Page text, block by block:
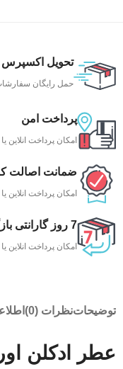
تحویل اکسپرس
حمل رایگان سفارشات بالای 1
پرداخت امن
امکان پرداخت
ضمانت اصالت
امکان پرداخت
7 روز گارانتی بازگشت وجه
امکان پرداخت
توضیحاتنظرات (0)
عطر ادکلن